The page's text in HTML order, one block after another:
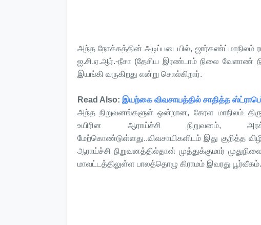
அந்த நோக்கத்தின் அடிப்படையில்,
ஐ.சி.ஏ.ஆர்.-நீசா (தேசிய இரண்டாம் நிலை வேளாண்
இயங்கி வருகிறது என்று சொல்கிறார்.
Read Also: இயற்கை விவசாயத்தில் சாதித்த
அந்த நிறுவனங்களுள் ஒன்றான, கேரள மாநிலம்
உயிரின ஆராய்ச்சி நிறுவனம்,
மேற்கொண்டுள்ளது..விவசாயிகளிடம் இது குறித்த
ஆராய்ச்சி நிறுவனத்தில்தான் முத்துக்குமார்
மாவட்டத்திலுள்ள பாலத்தொழு கிராமம் இவரது பூர்வீகம்.